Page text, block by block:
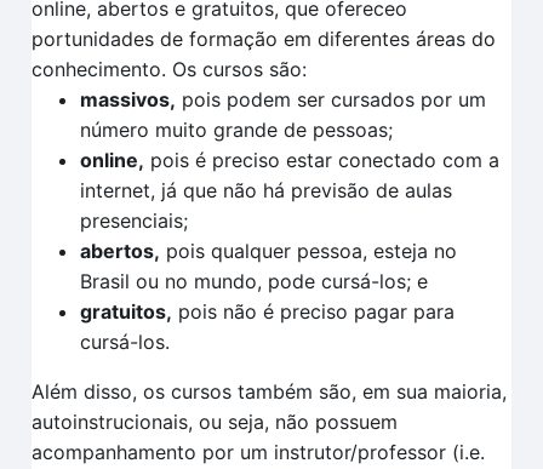
online, abertos e gratuitos, que ofereceo
portunidades de formação em diferentes áreas do
conhecimento. Os cursos são:
massivos, pois podem ser cursados por um
número muito grande de pessoas;
online, pois é preciso estar conectado com a
internet, já que não há previsão de aulas
presenciais;
abertos, pois qualquer pessoa, esteja no
Brasil ou no mundo, pode cursá-los; e
gratuitos, pois não é preciso pagar para
cursá-los.
Além disso, os cursos também são, em sua maioria,
autoinstrucionais, ou seja, não possuem
acompanhamento por um instrutor/professor (i.e.